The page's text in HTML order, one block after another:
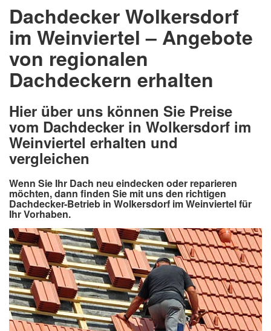
Dachdecker Wolkersdorf
im Weinviertel – Angebote
von regionalen
Dachdeckern erhalten
Hier über uns können Sie Preise
vom Dachdecker in Wolkersdorf im
Weinviertel erhalten und
vergleichen
Wenn Sie Ihr Dach neu eindecken oder reparieren
möchten, dann finden Sie mit uns den richtigen
Dachdecker-Betrieb in Wolkersdorf im Weinviertel für
Ihr Vorhaben.